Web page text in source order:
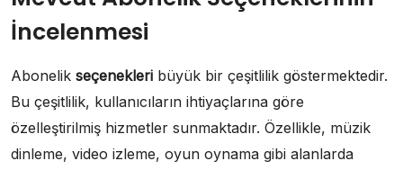
İncelenmesi
Abonelik seçenekleri büyük bir çeşitlilik göstermektedir.
Bu çeşitlilik, kullanıcıların ihtiyaçlarına göre
özelleştirilmiş hizmetler sunmaktadır. Özellikle, müzik
dinleme, video izleme, oyun oynama gibi alanlarda